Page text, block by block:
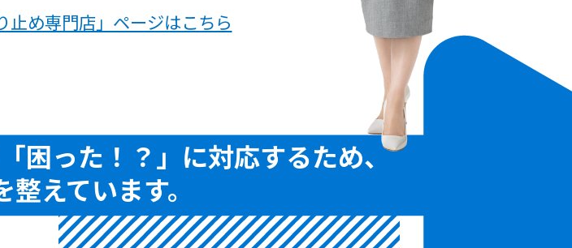
止め専門店」ページはこちら
困った！？」に対応するため、
えています。